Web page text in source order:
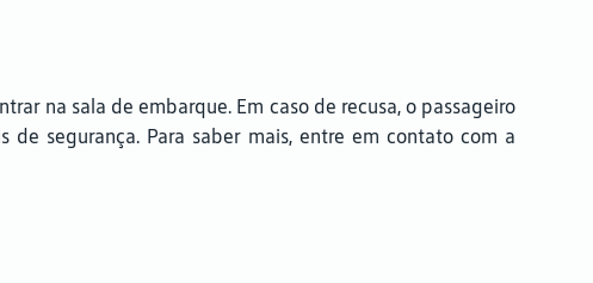
na sala de embarque. Em caso de recusa, o passageiro
de segurança. Para saber mais, entre em contato com a